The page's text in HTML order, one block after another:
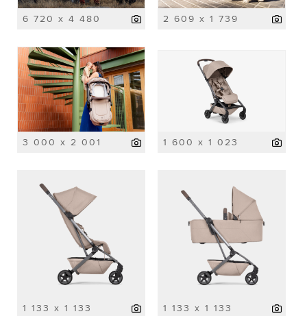
6 720 x 4 480 2 609 x 1 739
3 000 x 2 001 1 600 x 1 023
1 133 x 1 133 1 133 x 1 133